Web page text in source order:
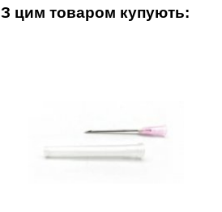
З цим товаром купують: